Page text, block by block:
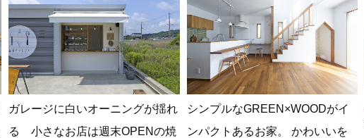
ガレージに白いオーニングが揺れ
る 小さなお店は週末OPENの焼
シンプルなGREEN×WOODがイ
ンパクトあるお家。 かわいいを